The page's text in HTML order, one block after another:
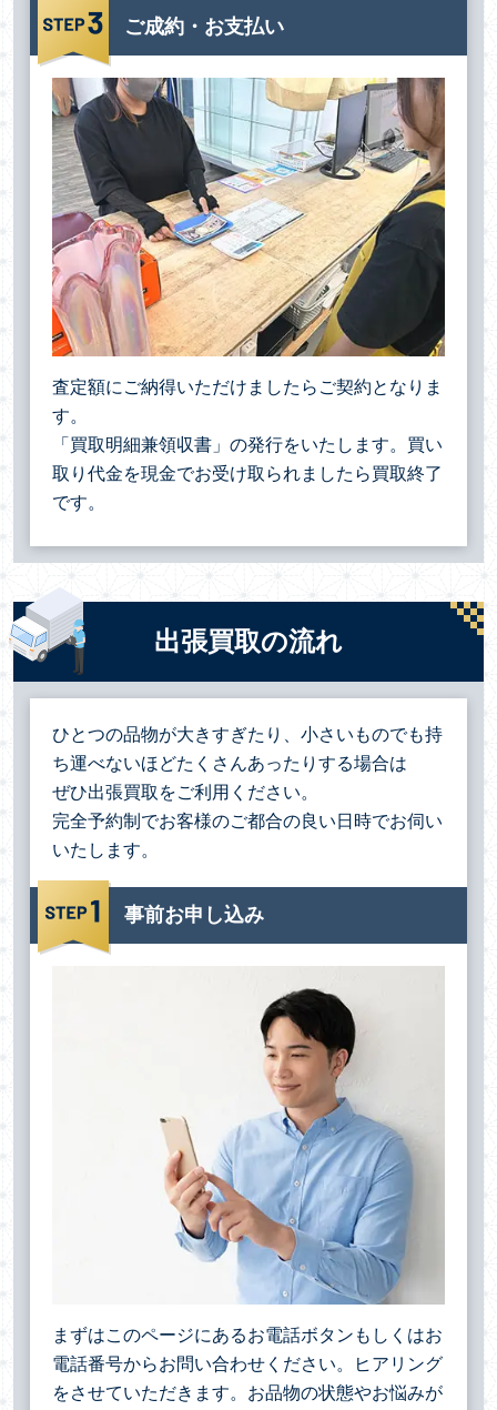
ご成約・お支払い
査定額にご納得いただけましたらご契約となりま
す。
「買取明細兼領収書」の発行をいたします。買い
取り代金を現金でお受け取られましたら買取終了
です。
出張買取の流れ
ひとつの品物が大きすぎたり、小さいものでも持
ち運べないほどたくさんあったりする場合は
ぜひ出張買取をご利用ください。
完全予約制でお客様のご都合の良い日時でお伺い
いたします。
事前お申し込み
まずはこのページにあるお電話ボタンもしくはお
電話番号からお問い合わせください。ヒアリング
をさせていただきます。お品物の状態やお悩みが